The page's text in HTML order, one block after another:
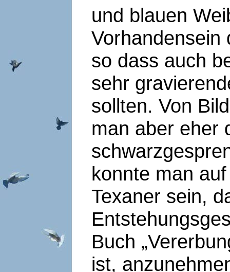
und blauen
Vorhandensein
so dass auch
sehr
sollten. Von
man aber eher
konnte man
Texaner sein,
Buch
ist,